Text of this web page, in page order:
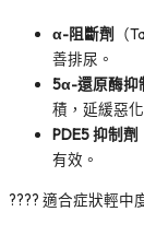
α-阻斷劑
（
善排尿。
5α-還原酶抑
積，延緩惡化
PDE5 抑制劑
有效。
???? 適合症狀輕中